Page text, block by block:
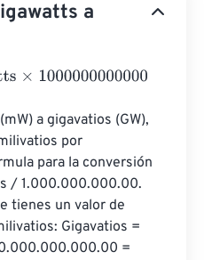
a
a gigavatios (GW),
por
para la conversión
/ 1.000.000.000.00.
tienes un valor de
Gigavatios =
=